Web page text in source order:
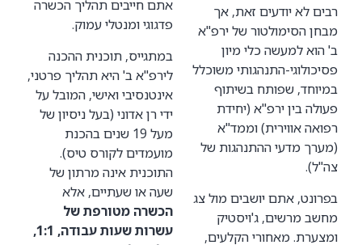
רבים לא יודעים זאת, אך
מבחן הסימולטור של ירפ"א
ב' הוא למעשה כלי מיון
פסיכולוגי-התנהגותי משוכלל
במיוחד, שפותח בשיתוף
פעולה בין ירפ"א (יחידת
רפואה אווירית) וממד"א
(מערך מדעי ההתנהגות של
צה"ל).
בפרונט, אתם יושבים מול צג
מחשב מרשים, ג'ויסטיק
ומצערת. מאחורי הקלעים,
אתם חייבים תהליך הכשרה
פדגוגי ומנטלי עמוק.
במתגייס, תוכנית ההכנה
לירפ"א ב' היא תהליך פרטני,
אינטנסיבי ואישי, המובל על
ידי רן אדוני (בעל ניסיון של
מעל 19 שנים בהכנת
מועמדים לקורס טיס).
התוכנית אינה מרתון של
שעה או שעתיים, אלא
הכשרה מטורפת של
עשרות שעות עבודה, 1:1,